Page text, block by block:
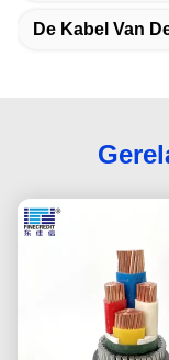
De Kabel Van